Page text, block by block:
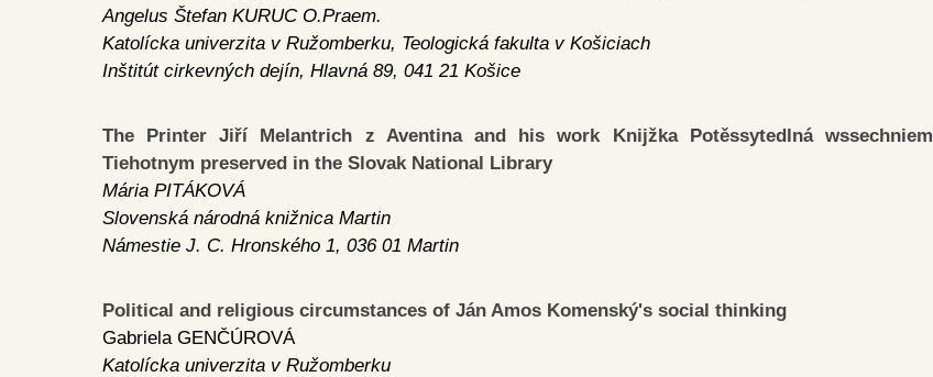
Angelus Štefan KURUC O.Praem.
Katolícka univerzita v Ružomberku, Teologická fakulta v Košiciach
Inštitút cirkevných dejín, Hlavná 89, 041 21 Košice
The Printer Jiří Melantrich z Aventina and his work Knijžka Potěssytedlná wssechniem
Tiehotnym preserved in the Slovak National Library
Mária PITÁKOVÁ
Slovenská národná knižnica Martin
Námestie J. C. Hronského 1, 036 01 Martin
Political and religious circumstances of Ján Amos Komenský's social thinking
Gabriela GENČÚROVÁ
Katolícka univerzita v Ružomberku